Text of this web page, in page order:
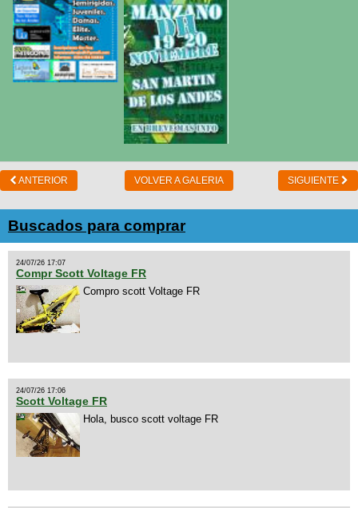
ANTERIOR VOLVER A GALERIA SIGUIENTE
Buscados para comprar
24/07/26 17:07
Compr Scott Voltage FR
Compro scott Voltage FR
24/07/26 17:06
Scott Voltage FR
Hola, busco scott voltage FR